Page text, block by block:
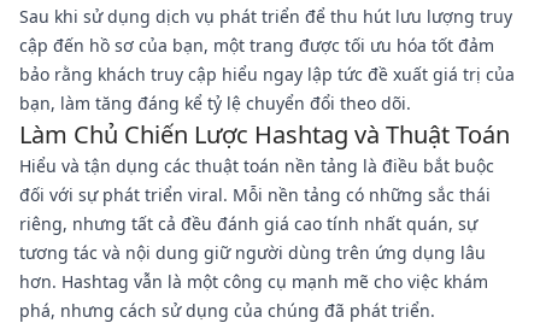
Sau khi sử dụng dịch vụ phát triển để thu hút lưu lượng truy
cập đến hồ sơ của bạn, một trang được tối ưu hóa tốt đảm
bảo rằng khách truy cập hiểu ngay lập tức đề xuất giá trị của
bạn, làm tăng đáng kể tỷ lệ chuyển đổi theo dõi.
Làm Chủ Chiến Lược Hashtag và Thuật Toán
Hiểu và tận dụng các thuật toán nền tảng là điều bắt buộc
đối với sự phát triển viral. Mỗi nền tảng có những sắc thái
riêng, nhưng tất cả đều đánh giá cao tính nhất quán, sự
tương tác và nội dung giữ người dùng trên ứng dụng lâu
hơn. Hashtag vẫn là một công cụ mạnh mẽ cho việc khám
phá, nhưng cách sử dụng của chúng đã phát triển.